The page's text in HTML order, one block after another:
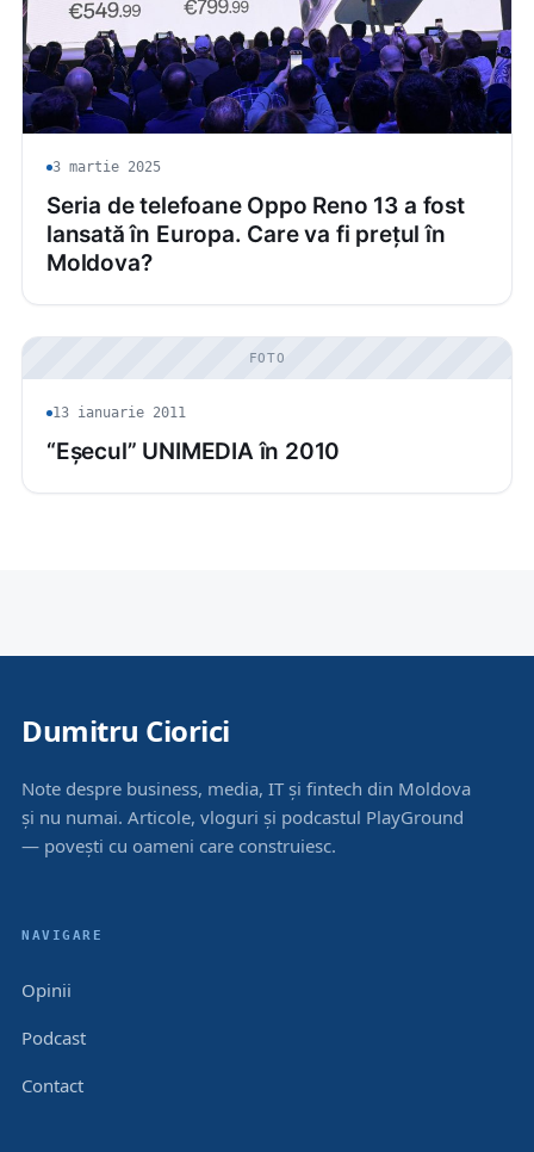
3 martie 2025
Seria de telefoane Oppo Reno 13 a fost
lansată în Europa. Care va fi prețul în
Moldova?
FOTO
13 ianuarie 2011
“Eșecul” UNIMEDIA în 2010
Dumitru Ciorici
Note despre business, media, IT și fintech din Moldova
și nu numai. Articole, vloguri și podcastul PlayGround
— povești cu oameni care construiesc.
NAVIGARE
Opinii
Podcast
Contact